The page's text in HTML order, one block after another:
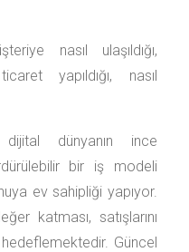
nasıl ulaşıldığı,
yapıldığı, nasıl
dünyanın ince
bir iş modeli
ev sahipliği yapıyor.
katması, satışlarını
hedeflemektedir. Güncel